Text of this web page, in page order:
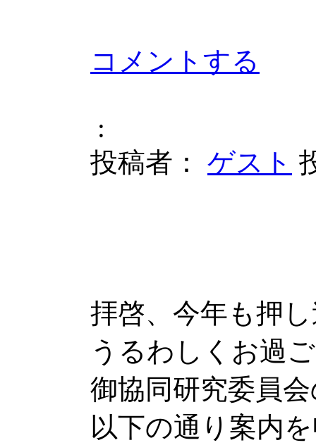
コメントする
:
投稿者： ゲスト
拝啓、今年も押
うるわしくお過
御協同研究委員
以下の通り案内